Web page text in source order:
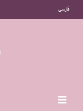
فارسی